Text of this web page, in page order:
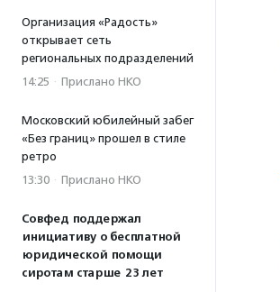
Организация «Радость»
открывает сеть
региональных подразделений
14:25 · Прислано НКО
Московский юбилейный забег
«Без границ» прошел в стиле
ретро
13:30 · Прислано НКО
Совфед поддержал
инициативу о бесплатной
юридической помощи
сиротам старше 23 лет